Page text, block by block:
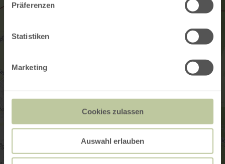
Präferenzen
Statistiken
Marketing
Cookies zulassen
Auswahl erlauben